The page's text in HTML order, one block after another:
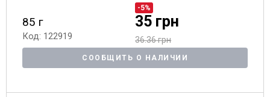
85 г
Код: 122919
-5%
35 грн
36.36 грн
СООБЩИТЬ О НАЛИЧИИ